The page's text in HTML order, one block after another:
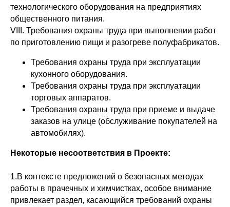
технологического оборудования на предприятиях
общественного питания.
VIII. Требования охраны труда при выполнении работ
по приготовлению пищи и разогреве полуфабрикатов.
Требования охраны труда при эксплуатации
кухонного оборудования.
Требования охраны труда при эксплуатации
торговых аппаратов.
Требования охраны труда при приеме и выдаче
заказов на улице (обслуживание покупателей на
автомобилях).
Некоторые несоответствия в Проекте:
1.В контексте предложений о безопасных методах
работы в прачечных и химчистках, особое внимание
привлекает раздел, касающийся требований охраны